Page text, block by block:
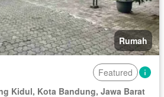
Rumah
Featured
Kidul, Kota Bandung, Jawa Barat